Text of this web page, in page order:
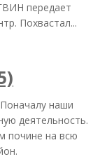
передает
Похвастал...
наши
деятельность.
почине на всю